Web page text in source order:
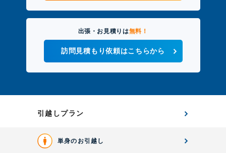
出張・お見積りは無料！
訪問見積もり依頼はこちらから
引越しプラン
単身のお引越し